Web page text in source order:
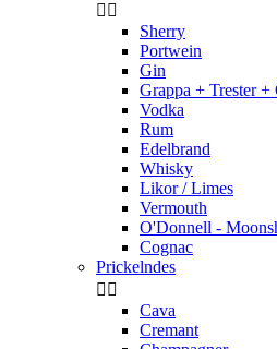
 
Sherry
Portwein
Gin
Grappa + Trester +
Vodka
Rum
Edelbrand
Whisky
Likor / Limes
Vermouth
O'Donnell -
Cognac
Prickelndes
 
Cava
Cremant